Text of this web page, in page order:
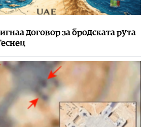
договор за бродската рута